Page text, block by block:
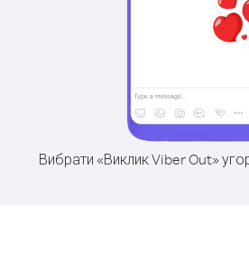
Вибрати «Виклик Viber Out»